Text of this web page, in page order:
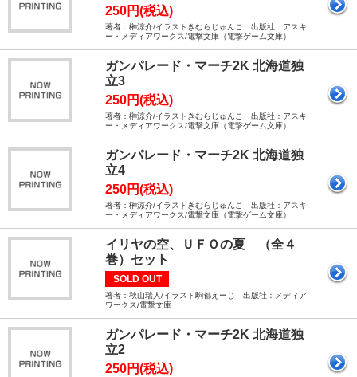
250円(税込)
著者：榊涼介/イラストきむらじゅんこ 出版社：アスキ
ー・メディアワークス/電撃文庫（電撃ゲーム文庫）
ガンパレード・マーチ2K 北海道独
立3
250円(税込)
著者：榊涼介/イラストきむらじゅんこ 出版社：アスキ
ー・メディアワークス/電撃文庫（電撃ゲーム文庫）
ガンパレード・マーチ2K 北海道独
立4
250円(税込)
著者：榊涼介/イラストきむらじゅんこ 出版社：アスキ
ー・メディアワークス/電撃文庫（電撃ゲーム文庫）
イリヤの空、ＵＦＯの夏 （全４
巻）セット
SOLD OUT
著者：秋山瑞人/イラスト駒都えーじ 出版社：メディア
ワークス/電撃文庫
ガンパレード・マーチ2K 北海道独
立2
250円(税込)